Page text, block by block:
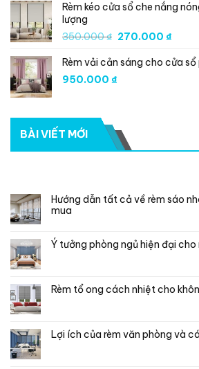
là:
tại
Rèm kéo cửa sổ che nắng
lượng
350.000₫ Giá
là:
350.000 ₫.
270.000₫Giá
tại
Rèm vải cản sáng cho cửa
950.000 ₫
BÀI VIẾT MỚI
Hướng dẫn tất cả về rèm sáo
mua
Ý tưởng phòng ngủ hiện đại
Rèm tổ ong cách nhiệt cho
Lợi ích của rèm văn phòng và